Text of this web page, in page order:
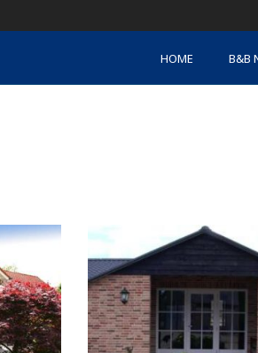
HOME B&B